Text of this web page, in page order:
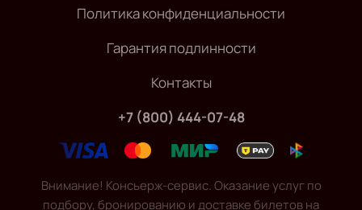
Политика конфиденциальности
Гарантия подлинности
Контакты
+7 (800) 444-07-48
Внимание! Консьерж-сервис. Оказание услуг по
подбору, бронированию и доставке билетов на